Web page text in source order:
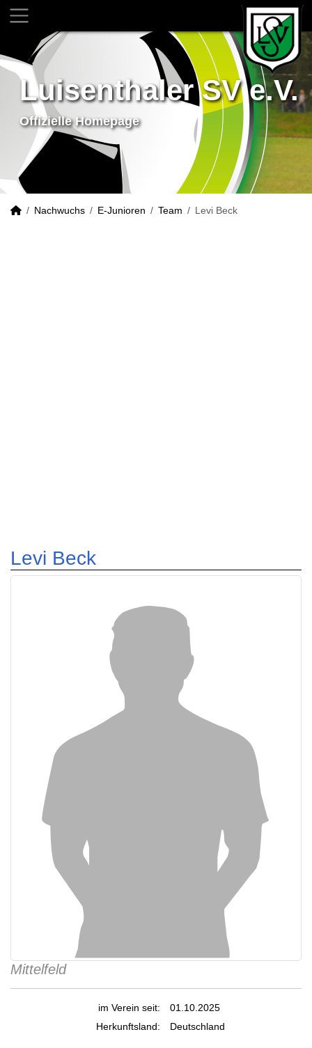
Luisenthaler SV e.V.
Offizielle Homepage
Nachwuchs E-Junioren Team Levi Beck
Levi Beck
Mittelfeld
im Verein seit:
01.10.2025
Herkunftsland:
Deutschland